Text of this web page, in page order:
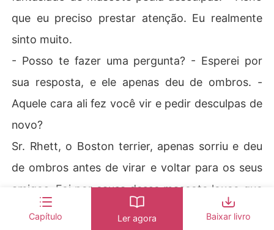
que eu preciso prestar atenção. Eu realmente
sinto muito.
- Posso te fazer uma pergunta? - Esperei por
sua resposta, e ele apenas deu de ombros. -
Aquele cara ali fez você vir e pedir desculpas de
novo?
Sr. Rhett, o Boston terrier, apenas sorriu e deu
de ombros antes de virar e voltar para os seus
amigos. Foi por causa desse mascote louco que
nos conhecemos. Se ele não tivesse tropeçado
Capítulo Ler agora Baixar livro